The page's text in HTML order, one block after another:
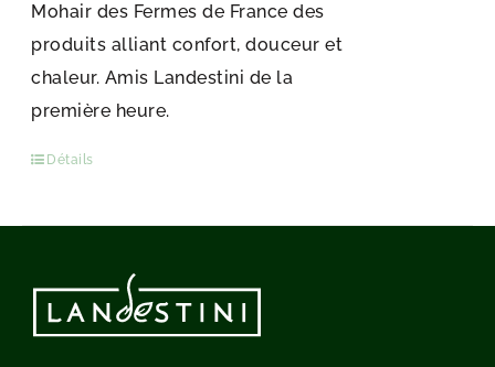
Mohair des Fermes de France des
produits alliant confort, douceur et
chaleur. Amis Landestini de la
première heure.
Détails